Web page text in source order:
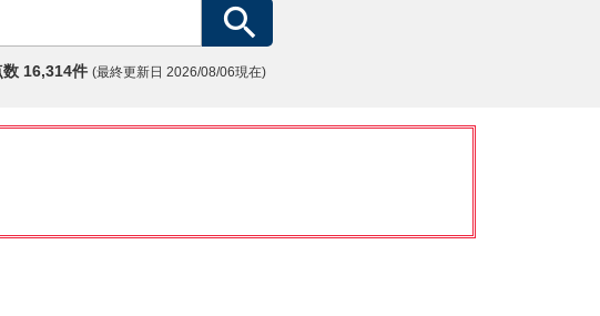
16,314件 (最終更新日 2026/08/06現在)